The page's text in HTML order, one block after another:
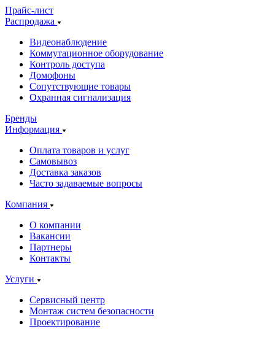
Прайс-лист
Распродажа
Видеонаблюдение
Коммутационное оборудование
Контроль доступа
Домофоны
Сопутствующие товары
Охранная сигнализация
Бренды
Информация
Оплата товаров и услуг
Самовывоз
Доставка заказов
Часто задаваемые вопросы
Компания
О компании
Вакансии
Партнеры
Контакты
Услуги
Сервисный центр
Монтаж систем безопасности
Проектирование